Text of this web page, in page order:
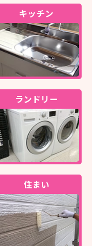
キッチン
ランドリー
住まい